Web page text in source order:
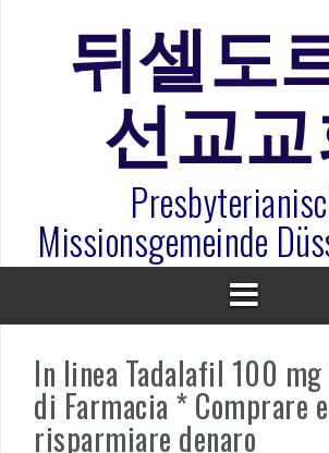
은퇴사-우선화 권
20260322 주안에 가만히 머물기(
훈목사
뒤셀도
선교
Missionsgemeinde
In linea Tadalafil 100
di Farmacia * Comprare e
risparmiare denaro